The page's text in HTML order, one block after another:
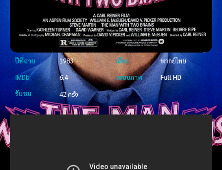
ปีที่ฉาย 1983 เสียง
พากย์ไทย
IMDb
6.4 ระบบภาพ
Full HD
รับชม
42 ครั้ง